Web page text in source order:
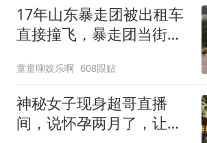
17年山东暴走团被出租车
直接撞飞，暴走团当街拦
童童聊娱乐啊 608跟贴
神秘女子现身超哥直播
间，说怀孕两月了，让超